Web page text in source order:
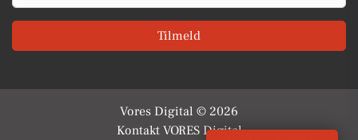
Tilmeld
Vores Digital © 2026
Kontakt VORES Digital